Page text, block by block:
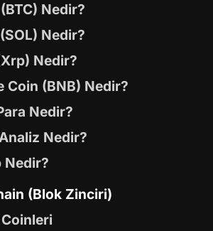
Nedir?
Nedir?
Nedir?
Coin (BNB) Nedir?
Nedir?
Nedir?
Nedir?
(Blok Zinciri)